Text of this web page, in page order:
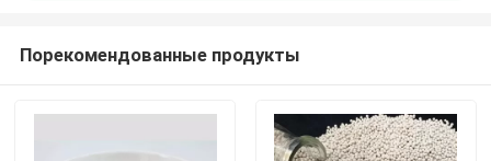
Порекомендованные продукты